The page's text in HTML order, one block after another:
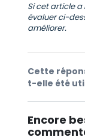
Si cet article a
évaluer ci-
améliorer.
Cette
t-elle été
Encore